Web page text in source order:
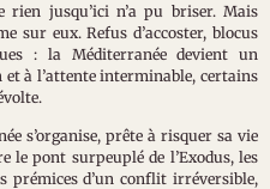
rien jusqu’ici n’a pu briser. Mais
sur eux. Refus d’accoster, blocus
: la Méditerranée devient un
et à l’attente interminable, certains
s’organise, prête à risquer sa vie
le pont surpeuplé de l’Exodus, les
prémices d’un conflit irréversible,